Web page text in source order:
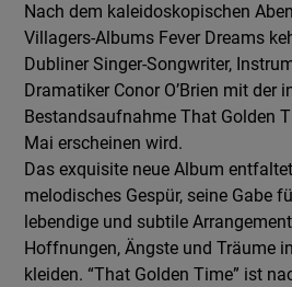
Nach dem kaleidoskopischen
Villagers-Albums Fever Dreams
Dubliner Singer-Songwriter,
Dramatiker Conor O’Brien mit der
Bestandsaufnahme That Golden
Mai erscheinen wird.
Das exquisite neue Album
melodisches Gespür, seine Gabe
lebendige und subtile
Hoffnungen, Ängste und Träume
kleiden. “That Golden Time” ist